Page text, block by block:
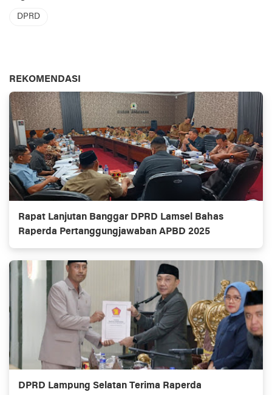
DPRD
REKOMENDASI
Rapat Lanjutan Banggar DPRD Lamsel Bahas
Raperda Pertanggungjawaban APBD 2025
DPRD Lampung Selatan Terima Raperda